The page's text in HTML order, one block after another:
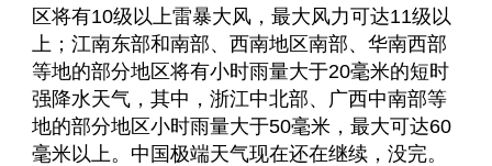
区将有10级以上雷暴大风，最大风力可达11级以
上；江南东部和南部、西南地区南部、华南西部
等地的部分地区将有小时雨量大于20毫米的短时
强降水天气，其中，浙江中北部、广西中南部等
地的部分地区小时雨量大于50毫米，最大可达60
毫米以上。中国极端天气现在还在继续，没完。